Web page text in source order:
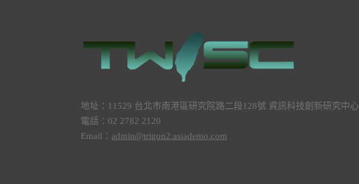
地址：11529 台北市南港區研究院路二段128號 資訊科技創新研究中心
電話：02 2782 2120
Email： admin@trigon2.asiademo.com